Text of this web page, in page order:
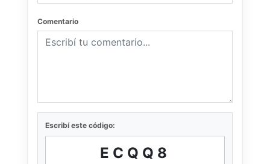
Comentario
Escribí este código:
ECQQ8